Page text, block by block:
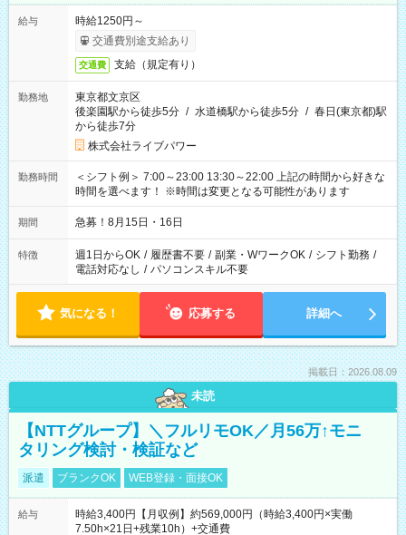
給与
時給1250円～
交通費別途支給あり
交通費 支給（規定有り）
勤務地
東京都文京区
後楽園駅から徒歩5分 / 水道橋駅から徒歩5分 / 春日(東京都)駅
から徒歩7分
株式会社ライブパワー
勤務時間
＜シフト例＞ 7:00～23:00 13:30～22:00 上記の時間から好きな
時間を選べます！ ※時間は変更となる可能性があります
期間 急募！8月15日・16日
特徴 週1日からOK / 履歴書不要 / 副業・WワークOK / シフト勤務 /
電話対応なし / パソコンスキル不要
気になる！ 応募する 詳細へ
掲載日：2026.08.09
未読
【NTTグループ】＼フルリモOK／月56万↑モニ
タリング検討・検証など
派遣 ブランクOK WEB登録・面接OK
給与
時給3,400円【月収例】約569,000円（時給3,400円×実働
7.50h×21日+残業10h）+交通費